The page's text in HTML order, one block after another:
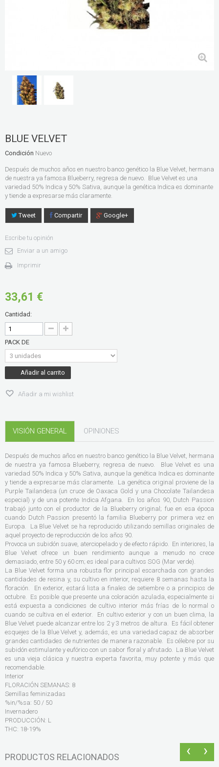
BLUE VELVET
Condición Nuevo
Después de muchos años en nuestro banco genético la Blue Velvet, hermana
de nuestra ya famosa Blueberry, regresa de nuevo. Blue Velvet es una
variedad 50% Indica y 50% Sativa, aunque la genética Indica es dominante
y tiende a expresarse más claramente.
Tweet Compartir Google+
Escribe tu opinión
Enviar a un amigo
Imprimir
33,61 €
Cantidad:
PACK DE
Añadir al carrito
Añadir a mi wishlist
VISIÓN GENERAL OPINIONES
Después de muchos años en nuestro banco genético la Blue Velvet, hermana
de nuestra ya famosa Blueberry, regresa de nuevo. Blue Velvet es una
variedad 50% Indica y 50% Sativa, aunque la genética Indica es dominante
y tiende a expresarse más claramente. La genética original proviene de la
Purple Tailandesa (un cruce de Oaxaca Gold y una Chocolate Tailandesa
especial) y de una potente Indica Afgana. En los años 90, Dutch Passion
trabajó junto con el productor de la Blueberry original; fue en esa época
cuando Dutch Passion presentó la familia Blueberry por primera vez en
Europa. La Blue Velvet se ha reproducido utilizando semillas originales de
aquel proyecto de reproducción de los años 90.
Provoca un subidón suave, aterciopelado y de efecto rápido. En interiores, la
Blue Velvet ofrece un buen rendimiento aunque a menudo no crece
demasiado, entre 50 y 60 cm; es ideal para cultivos SOG (Mar verde).
La Blue Velvet forma una robusta flor principal escarchada con grandes
cantidades de resina y, su cultivo en interior, requiere 8 semanas hasta la
floración. En exterior, estará lista a finales de setiembre o a principios de
octubre. Es posible que presente una coloración azulada, especialmente si
está expuesta a condiciones de cultivo interior más frías de lo normal o
cuando se cultiva en el exterior. En cultivo exterior y con un buen clima, la
Blue Velvet puede alcanzar entre los 2 y 3 metros de altura. Es fácil obtener
esquejes de la Blue Velvet y, además, es una variedad capaz de absorber
grandes cantidades de nutrientes de manera razonable. Es célebre por su
subidón estimulante y eufórico con un sabor floral y afrutado. La Blue Velvet
es una vieja clásica y nuestra experta favorita, muy potente y más que
recomendable.
Interior
FLORACIÓN SEMANAS: 8
Semillas feminizadas
%in/%sa: 50 / 50
Invernadero
PRODUCCIÓN: L
THC: 18-19%
PRODUCTOS RELACIONADOS ‹ ›